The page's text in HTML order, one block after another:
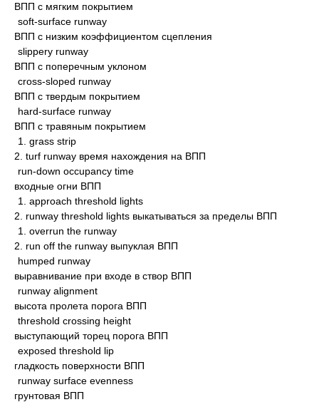
ВПП с мягким покрытием
soft-surface runway
ВПП с низким коэффициентом сцепления
slippery runway
ВПП с поперечным уклоном
cross-sloped runway
ВПП с твердым покрытием
hard-surface runway
ВПП с травяным покрытием
1. grass strip
2. turf runway время нахождения на ВПП
run-down occupancy time
входные огни ВПП
1. approach threshold lights
2. runway threshold lights выкатываться за пределы ВПП
1. overrun the runway
2. run off the runway выпуклая ВПП
humped runway
выравнивание при входе в створ ВПП
runway alignment
высота пролета порога ВПП
threshold crossing height
выступающий торец порога ВПП
exposed threshold lip
гладкость поверхности ВПП
runway surface evenness
грунтовая ВПП